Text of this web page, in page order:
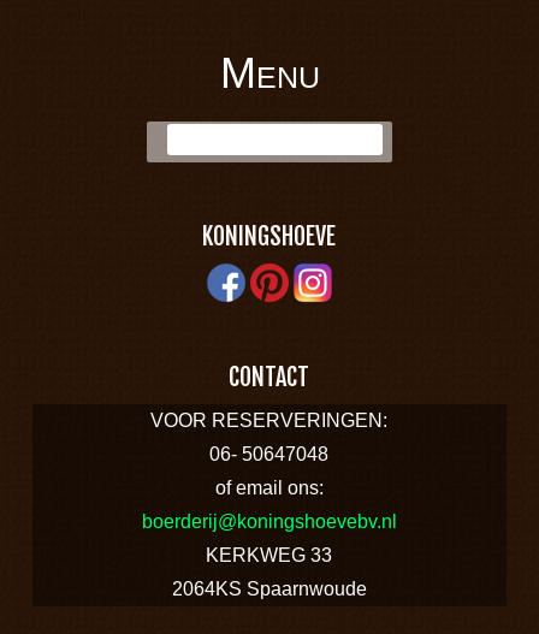
BOERDERIJ
KONINGSHOEVE
Menu
KONINGSHOEVE
CONTACT
VOOR RESERVERINGEN:
06- 50647048
of email ons:
boerderij@koningshoevebv.nl
KERKWEG 33
2064KS Spaarnwoude